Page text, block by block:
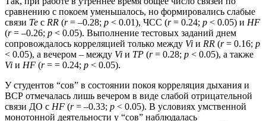
сравнению с покоем уменьшалось, но формировались слабые
связи Те с RR (r= –0.28; p < 0.01), ЧСС (r= 0.24; p < 0.05) и HF
(r= –0.26; p < 0.05). Выполнение тестовых заданий днем
сопровождалось корреляцией только между Vi и RR (r= 0.16; p
< 0.05), а вечером – между Vi и TP (r= 0.28; p < 0.05), а также
Vi и HF (r= = 0.24; p < 0.05).
У студентов “сов” в состоянии покоя корреляция дыхания и
ВСР отмечалась лишь вечером в виде слабой отрицательной
связи ДО с HF (r= –0.33; p < 0.05). В условиях умственной
монотонной деятельности у “сов” наблюдалась